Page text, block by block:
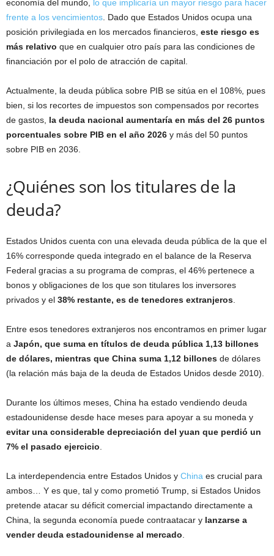
economía del mundo, lo que implicaría un mayor riesgo para hacer
frente a los vencimientos. Dado que Estados Unidos ocupa una
posición privilegiada en los mercados financieros, este riesgo es
más relativo que en cualquier otro país para las condiciones de
financiación por el polo de atracción de capital.
Actualmente, la deuda pública sobre PIB se sitúa en el 108%, pues
bien, si los recortes de impuestos son compensados ​​por recortes
de gastos, la deuda nacional aumentaría en más del 26 puntos
porcentuales sobre PIB en el año 2026 y más del 50 puntos
sobre PIB en 2036.
¿Quiénes son los titulares de la
deuda?
Estados Unidos cuenta con una elevada deuda pública de la que el
16% corresponde queda integrado en el balance de la Reserva
Federal gracias a su programa de compras, el 46% pertenece a
bonos y obligaciones de los que son titulares los inversores
privados y el 38% restante, es de tenedores extranjeros.
Entre esos tenedores extranjeros nos encontramos en primer lugar
a Japón, que suma en títulos de deuda pública 1,13 billones
de dólares, mientras que China suma 1,12 billones de dólares
(la relación más baja de la deuda de Estados Unidos desde 2010).
Durante los últimos meses, China ha estado vendiendo deuda
estadounidense desde hace meses para apoyar a su moneda y
evitar una considerable depreciación del yuan que perdió un
7% el pasado ejercicio.
La interdependencia entre Estados Unidos y China es crucial para
ambos… Y es que, tal y como prometió Trump, si Estados Unidos
pretende atacar su déficit comercial impactando directamente a
China, la segunda economía puede contraatacar y lanzarse a
vender deuda estadounidense al mercado.